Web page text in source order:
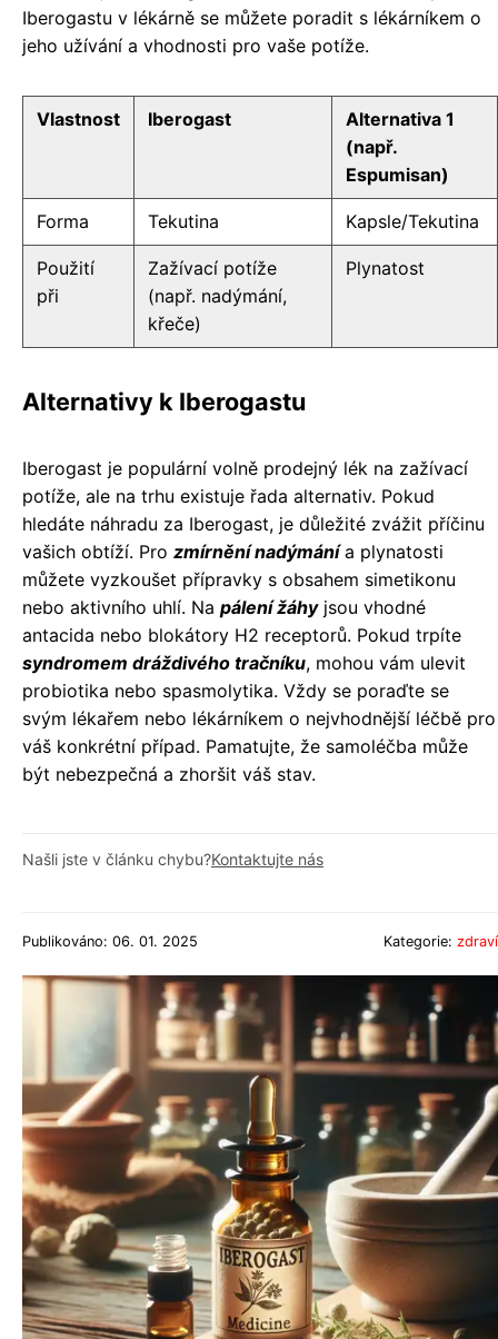
Iberogastu v lékárně se můžete poradit s lékárníkem o
jeho užívání a vhodnosti pro vaše potíže.
Vlastnost Iberogast
Alternativa 1
(např.
Espumisan)
Forma Tekutina Kapsle/Tekutina
Použití
při
Zažívací potíže
(např. nadýmání,
křeče)
Plynatost
Alternativy k Iberogastu
Iberogast je populární volně prodejný lék na zažívací
potíže, ale na trhu existuje řada alternativ. Pokud
hledáte náhradu za Iberogast, je důležité zvážit příčinu
vašich obtíží. Pro zmírnění nadýmánía plynatosti
můžete vyzkoušet přípravky s obsahem simetikonu
nebo aktivního uhlí. Na pálení žáhyjsou vhodné
antacida nebo blokátory H2 receptorů. Pokud trpíte
syndromem dráždivého tračníku, mohou vám ulevit
probiotika nebo spasmolytika. Vždy se poraďte se
svým lékařem nebo lékárníkem o nejvhodnější léčbě pro
váš konkrétní případ. Pamatujte, že samoléčba může
být nebezpečná a zhoršit váš stav.
Našli jste v článku chybu?Kontaktujte nás
Publikováno: 06. 01. 2025 Kategorie: zdraví